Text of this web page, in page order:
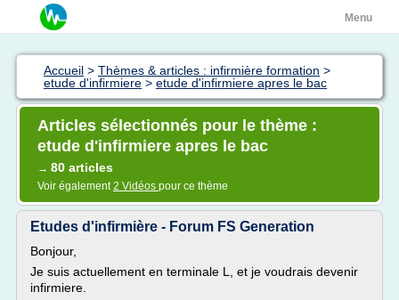
Menu
Accueil > Thèmes & articles : infirmière formation >
etude d'infirmiere > etude d'infirmiere apres le bac
Articles sélectionnés pour le thème :
etude d'infirmiere apres le bac
→ 80 articles
Voir également2 Vidéos pour ce thème
Etudes d'infirmière - Forum FS Generation
Bonjour,
Je suis actuellement en terminale L, et je voudrais devenir
infirmiere.